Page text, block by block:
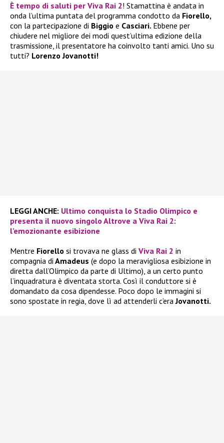
È tempo di saluti per Viva Rai 2! Stamattina è andata in
onda l’ultima puntata del programma condotto da Fiorello,
con la partecipazione di Biggio e Casciari. Ebbene per
chiudere nel migliore dei modi quest’ultima edizione della
trasmissione, il presentatore ha coinvolto tanti amici. Uno su
tutti? Lorenzo Jovanotti!
LEGGI ANCHE: Ultimo conquista lo Stadio Olimpico e
presenta il nuovo singolo Altrove a Viva Rai 2:
l’emozionante esibizione
Mentre Fiorello si trovava ne glass di Viva Rai 2 in
compagnia di Amadeus (e dopo la meravigliosa esibizione in
diretta dall’Olimpico da parte di Ultimo), a un certo punto
l’inquadratura è diventata storta. Così il conduttore si è
domandato da cosa dipendesse. Poco dopo le immagini si
sono spostate in regia, dove lì ad attenderli c’eraJovanotti.